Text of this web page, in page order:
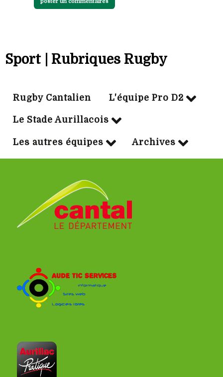
poster un commentaires
Sport | Rubriques Rugby
Rugby Cantalien L'équipe Pro D2
Le Stade Aurillacois
Les autres équipes Archives